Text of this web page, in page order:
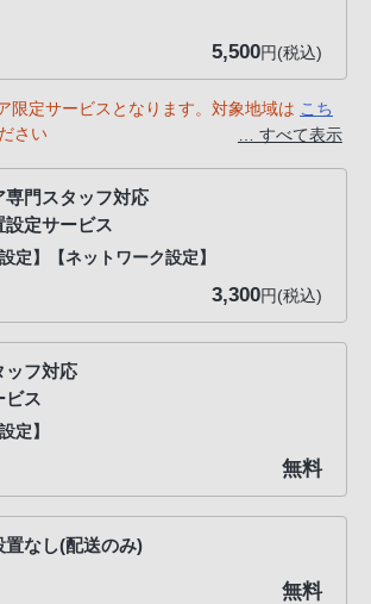
5,500円(税込)
限定サービスとなります。対象地域は こち
さい
対応いたします。差額分は返金いたします
… すべて表示
専門スタッフ対応
設定サービス
定】【ネットワーク設定】
3,300円(税込)
ッフ対応
ビス
定】
無料
置なし(配送のみ)
無料